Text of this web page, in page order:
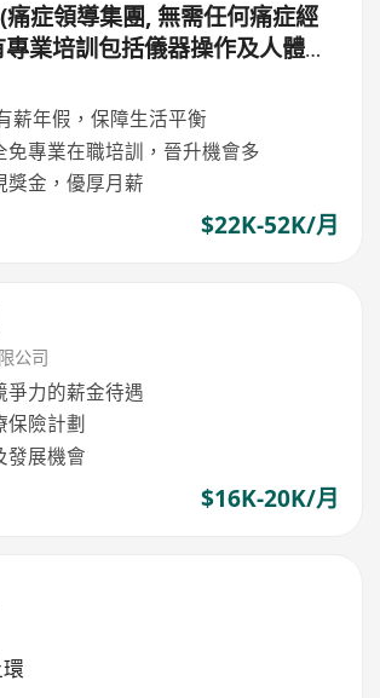
症領導集團, 無需任何痛症經
業培訓包括儀器操作及人體經
全免, 可提升自己儀器技術及
薪年假，保障生活平衡
免專業在職培訓，晉升機會多
獎金，優厚月薪
$22K-52K/月
公司
爭力的薪金待遇
保險計劃
發展機會
$16K-20K/月